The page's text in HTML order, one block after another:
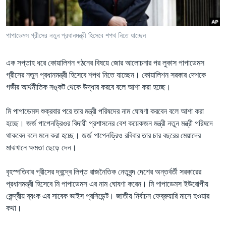
Learning English
অন্য ভাষায় ওয়েব সাইট
পাপাডেমস গ্রীসের নতুন প্রধানমন্ত্রী হিসেবে শপথ নিতে যাচ্ছেন
এক সপ্তাহ ধরে কোয়ালিশন গঠনের বিষয়ে জোর আলোচনার পর লুকাস পাপাডেমস
গ্রীসের নতুন প্রধানমন্ত্রী হিসেবে শপথ নিতে যাচ্ছেন। কোয়ালিশন সরকার দেশকে
গভীর আর্থনীতিক সঙ্কট থেকে উদ্ধার করবে বলে আশা করা হচ্ছে।
মি পাপাডেমস শুক্রবার পরে তার মন্ত্রী পরিষদের নাম ঘোষণা করবেন বলে আশা করা
হচ্ছে। জর্জ পাপেনড্রিওর বিদায়ী প্রশাসনের বেশ কয়েকজন মন্ত্রী নতুন মন্ত্রী পরিষদে
থাকবেন বলে মনে করা হচ্ছে। জর্জ পাপেনড্রিও রবিবার তার চার বছরের মেয়াদের
মাঝখানে ক্ষমতা ছেড়ে দেন।
বৃহস্পতিবার গ্রীসের দ্বন্দ্বে লিপ্ত রাজনৈতিক নেতৃবৃন্দ দেশের অন্তর্বর্তী সরকারের
প্রধানমন্ত্রী হিসেবে মি পাপাডেমস এর নাম ঘোষণা করেন। মি পাপাডেমস ইউরোপীয়
কেন্দ্রীয় ব্যংক এর সাবেক ভাইস প্রসিডেন্ট। জাতীয় নির্বাচন ফেব্রুয়ারি মাসে হওয়ার
কথা।